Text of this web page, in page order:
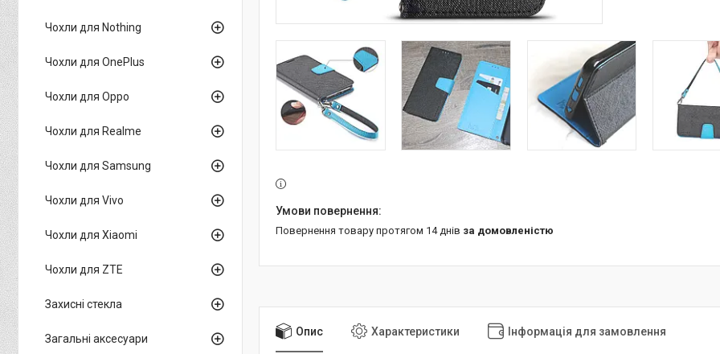
повернення товару протягом 14 днів за домовленістю
Опис Характеристики Інформація для замовлення
Чохли для Nothing
Чохли для OnePlus
Чохли для Oppo
Чохли для Realme
Чохли для Samsung
Чохли для Vivo
Чохли для Xiaomi
Чохли для ZTE
Захисні стекла
Загальні аксесуари